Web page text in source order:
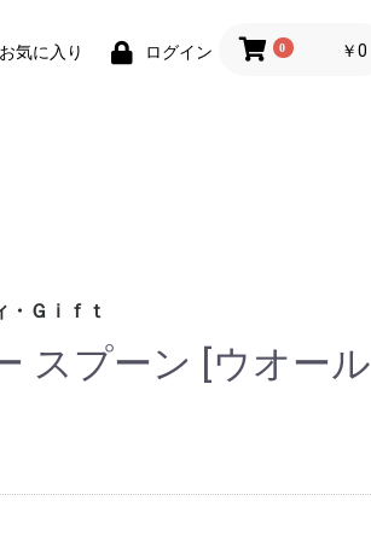
お気に入り ログイン 0 ￥0
・Ｇｉｆｔ
)グッズ
ン小物
スプーン [ウオール